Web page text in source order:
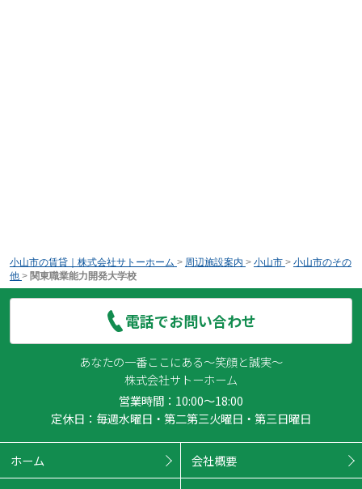
小山市の賃貸｜株式会社サトーホーム > 周辺施設案内 > 小山市 > 小山市のその
他 > 関東職業能力開発大学校
電話でお問い合わせ
あなたの一番ここにある～笑顔と誠実～
株式会社サトーホーム
営業時間：10:00～18:00
定休日：毎週水曜日・第二第三火曜日・第三日曜日
ホーム 会社概要